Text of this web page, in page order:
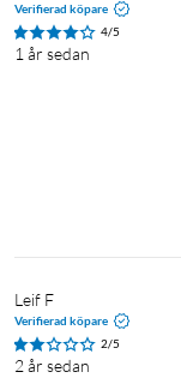
Verifierad köpare
4/5
1 år sedan
Leif F
Verifierad köpare
2/5
2 år sedan